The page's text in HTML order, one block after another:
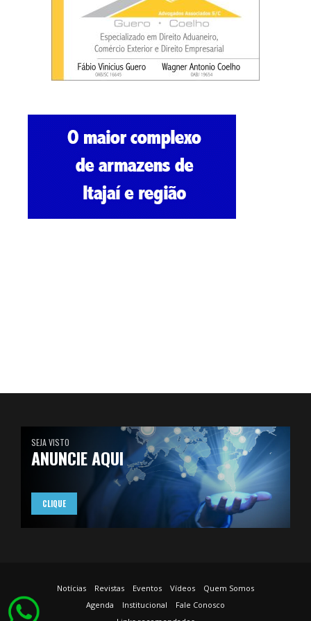
SEJA VISTO
ANUNCIE AQUI
CLIQUE
Notícias Revistas Eventos Vídeos
Quem Somos
Agenda
Institucional
Fale Conosco